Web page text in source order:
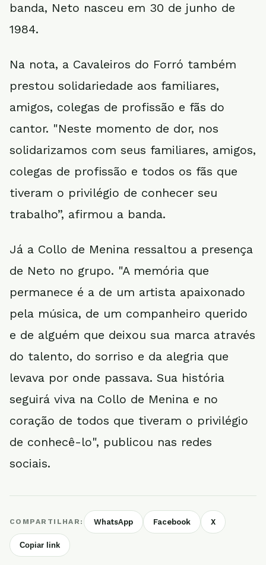
banda, Neto nasceu em 30 de junho de
1984.
Na nota, a Cavaleiros do Forró também
prestou solidariedade aos familiares,
amigos, colegas de profissão e fãs do
cantor. "Neste momento de dor, nos
solidarizamos com seus familiares, amigos,
colegas de profissão e todos os fãs que
tiveram o privilégio de conhecer seu
trabalho”, afirmou a banda.
Já a Collo de Menina ressaltou a presença
de Neto no grupo. "A memória que
permanece é a de um artista apaixonado
pela música, de um companheiro querido
e de alguém que deixou sua marca através
do talento, do sorriso e da alegria que
levava por onde passava. Sua história
seguirá viva na Collo de Menina e no
coração de todos que tiveram o privilégio
de conhecê-lo", publicou nas redes
sociais.
COMPARTILHAR: WhatsApp Facebook X
Copiar link